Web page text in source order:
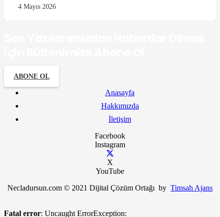
4 Mayıs 2026
ABONE OL
Anasayfa
Hakkımızda
İletişim
Facebook
Instagram
X
YouTube
Necladursun.com © 2021 Dijital Çözüm Ortağı by Timsah Ajans
Fatal error: Uncaught ErrorException: